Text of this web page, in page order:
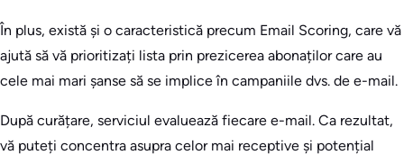
În plus, există și o caracteristică precum Email Scoring, care vă
ajută să vă prioritizați lista prin prezicerea abonaților care au
cele mai mari șanse să se implice în campaniile dvs. de e-mail.
După curățare, serviciul evaluează fiecare e-mail. Ca rezultat,
vă puteți concentra asupra celor mai receptive și potențial